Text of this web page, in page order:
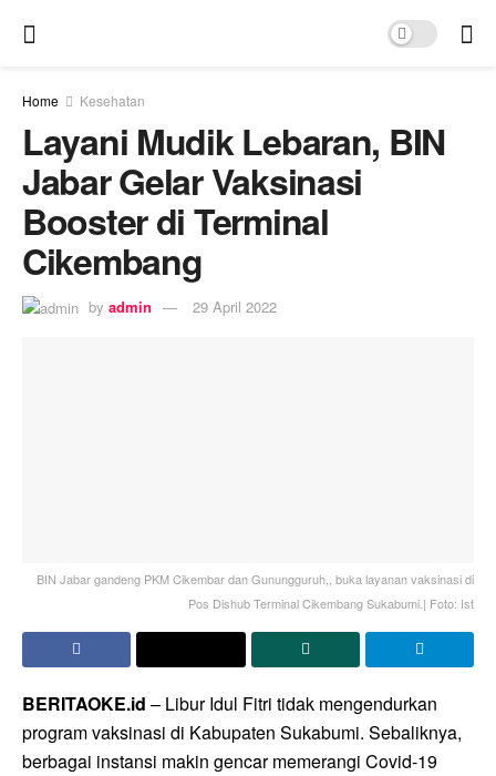
Home Kesehatan
Layani Mudik Lebaran, BIN
Jabar Gelar Vaksinasi
Booster di Terminal
Cikembang
by admin 29 April 2022
BIN Jabar gandeng PKM Cikembar dan Gunungguruh,, buka layanan vaksinasi di
Pos Dishub Terminal Cikembang Sukabumi.| Foto: Ist
BERITAOKE.id – Libur Idul Fitri tidak mengendurkan
program vaksinasi di Kabupaten Sukabumi. Sebaliknya,
berbagai instansi makin gencar memerangi Covid-19